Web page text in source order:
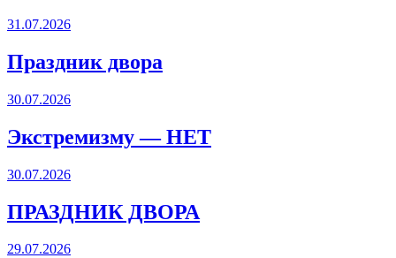
31.07.2026
Праздник двора
30.07.2026
Экстремизму — НЕТ
30.07.2026
ПРАЗДНИК ДВОРА️
29.07.2026